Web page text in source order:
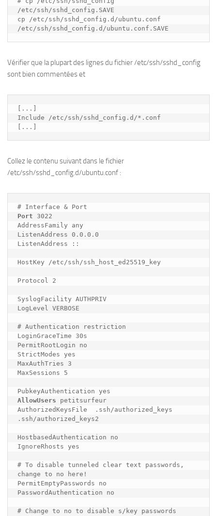
/etc/ssh/sshd_config.SAVE
cp /etc/ssh/sshd_config.d/ubuntu.conf
Vérifier que la plupart des lignes du fichier /etc/ssh/sshd_config
sont bien commentées et
[...]
Include /etc/ssh/sshd_config.d/*.conf
[...]
Collez le contenu suivant dans le fichier
/etc/ssh/sshd_config.d/ubuntu.conf :
Port 3022
AddressFamily any
ListenAddress 0.0.0.0
ListenAddress ::
HostKey /etc/ssh/ssh_host_ed25519_key
Protocol 2
SyslogFacility AUTHPRIV
LogLevel VERBOSE
# Authentication restriction
LoginGraceTime 30s
PermitRootLogin no
StrictModes yes
MaxAuthTries 3
MaxSessions 5
AllowUsers petitsurfeur
AuthorizedKeysFile  .ssh/authorized_keys
.ssh/authorized_keys2
HostbasedAuthentication no
IgnoreRhosts yes
# To disable tunneled clear text passwords,
change to no here!
PermitEmptyPasswords no
PasswordAuthentication no
# Change to no to disable s/key passwords